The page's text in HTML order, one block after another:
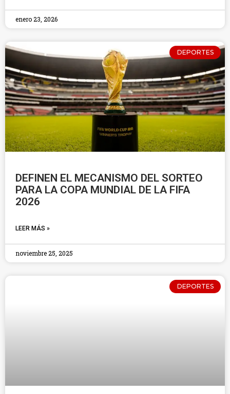
enero 23, 2026
DEPORTES
DEFINEN EL MECANISMO DEL SORTEO
PARA LA COPA MUNDIAL DE LA FIFA
2026
LEER MÁS »
noviembre 25, 2025
DEPORTES